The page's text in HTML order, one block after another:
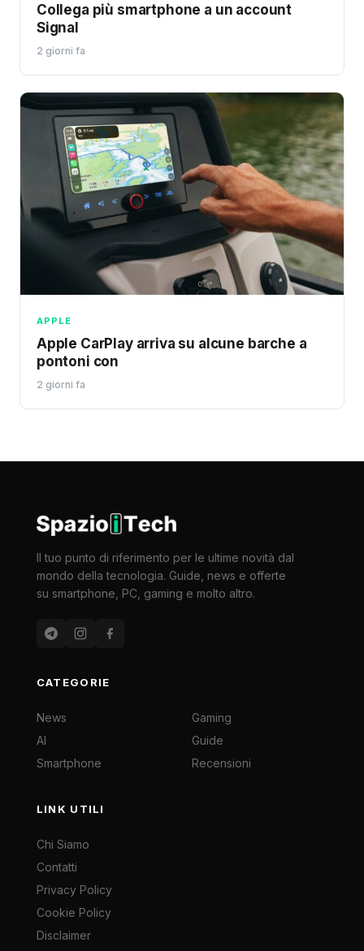
Collega più smartphone a un account
Signal
2 giorni fa
APPLE
Apple CarPlay arriva su alcune barche a
pontoni con
2 giorni fa
Il tuo punto di riferimento per le ultime novità dal
mondo della tecnologia. Guide, news e offerte
su smartphone, PC, gaming e molto altro.
CATEGORIE
News
AI
Smartphone
Gaming
Guide
Recensioni
LINK UTILI
Chi Siamo
Contatti
Privacy Policy
Cookie Policy
Disclaimer